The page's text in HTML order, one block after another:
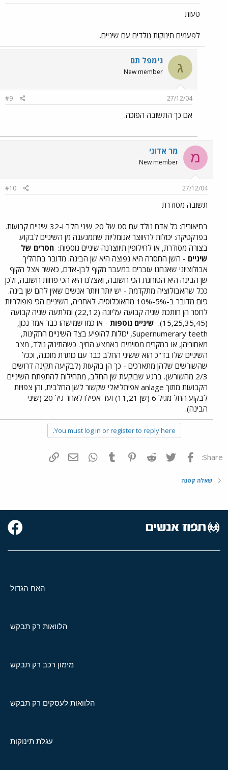
טעות
לפעמים תינוקות נולדים עם שיניים.
ג גימפל תם
New member
27/12/04
#9
אם כך התשובה הפוכה.
מ מר אדוני
New member
27/12/04
#10
תשובה מסודרת
בתיאוריה: כל אדם נולד עם סט של 20 שיני חלב ו-32 שיניים קבועות.
בפרקטיקה: יכולות להיווצר אנומליות שתמנענה מן השיניים לבקוע
בצורה מסודרת, או לחילופין תיווצרנה שיניים נוספות: חסרים של
שיניים - השן החסרה היא נפוצה היא שן הבינה. מדובר בתהליך
אבולוציוני שאנחנו עוברים במעבר מקוף לבן-אדם, כאשר אצל הקוף
שן הבינה היא הטוחנת הכי חשובה, ואצלנו היא הכי פחות חשובה, ולכן
ככל שהאבולוציה מתקדמת - יש יותר ויותר אנשים שאין להם שן בינה.
כיום מדובר ב-5%-10% מהאוכלוסיה. לאחריה, השיניים הכי פופולריות
לחסר הן חותכת שניה קבועה עליונה (22,12) ומלתעה שניה קבועה
(15,25,35,45).
שיניים נוספות - או כמו שמישהו כבר אמר נכון,
Supernumerary teeth, יכולות להופיע בצד השיניים התקינות,
מאחוריהן, או במקרים מסוימים באמצע החיך. כשהתינוק נולד, מצב
השיניים שלו בד"כ הוא ששיני החלב כבר עם כותרת מוכנה, וככל
שהשורשים שלהן מתארכים - כך הן בוקעות (לבקיעה תקינה דרושים
2/3 מהשורש). ברגע שבוקעת שן החלב, מתחילות להתפתח השיניים
הקבועות מתוך anlage אפיתליאלי שקשור לשן החלבית, והן צפויות
לבקוע החל מגיל 6 (שן 11,21) ועד אפילו לאחר גיל 20 (שיני
הבינה).
You must log in or register to reply here.
Share: פייסבוק Twitter
Reddit
Pinterest
Tumblr
WhatsAppדואר אלקטרוני
שאלה קטנה
האח הגדול
הלוואות רק תבקש
מימון רכב רק תבקש
הלוואות לעסקים רק תבקש
עגלת תינוקות